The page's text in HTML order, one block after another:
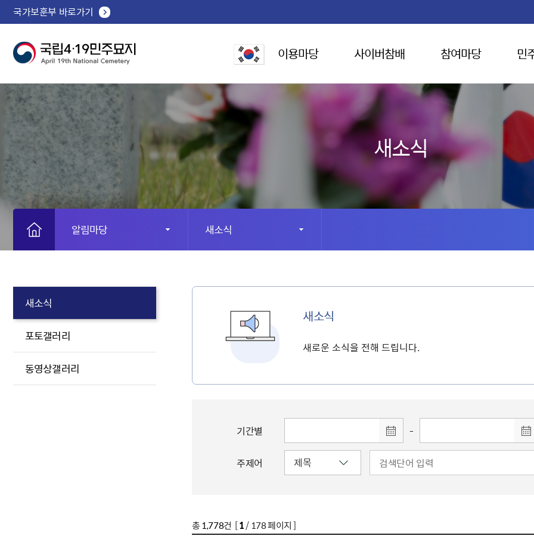
국가보훈부 바로가기
이용마당 사이버참배 참여마당 민
새소식
알림마당 새소식
새소식
포토갤러리
동영상갤러리
새소식
새로운 소식을 전해 드립니다.
기간별 -
주제어
총1,778건 [1/ 178 페이지 ]